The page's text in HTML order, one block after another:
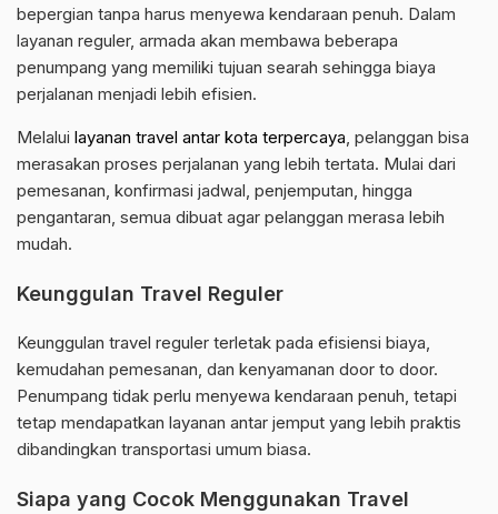
bepergian tanpa harus menyewa kendaraan penuh. Dalam
layanan reguler, armada akan membawa beberapa
penumpang yang memiliki tujuan searah sehingga biaya
perjalanan menjadi lebih efisien.
Melalui layanan travel antar kota terpercaya, pelanggan bisa
merasakan proses perjalanan yang lebih tertata. Mulai dari
pemesanan, konfirmasi jadwal, penjemputan, hingga
pengantaran, semua dibuat agar pelanggan merasa lebih
mudah.
Keunggulan Travel Reguler
Keunggulan travel reguler terletak pada efisiensi biaya,
kemudahan pemesanan, dan kenyamanan door to door.
Penumpang tidak perlu menyewa kendaraan penuh, tetapi
tetap mendapatkan layanan antar jemput yang lebih praktis
dibandingkan transportasi umum biasa.
Siapa yang Cocok Menggunakan Travel